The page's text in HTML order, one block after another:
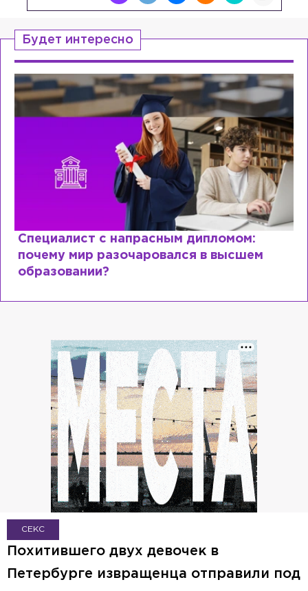
Будет интересно
Специалист с напрасным дипломом:
почему мир разочаровался в высшем
образовании?
СЕКС
Похитившего двух девочек в
Петербурге извращенца отправили под